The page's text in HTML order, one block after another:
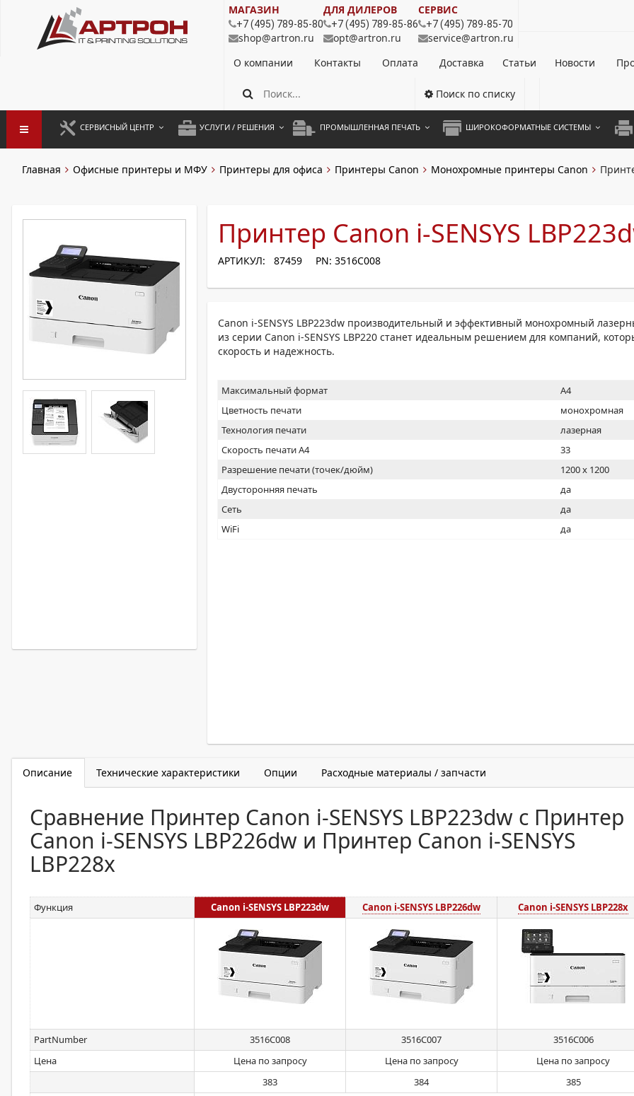
МАГАЗИН
+7 (495) 789-85-80
shop@artron.ru
ДЛЯ ДИЛЕРОВ
+7 (495) 789-85-86
opt@artron.ru
СЕРВИС
+7 (495) 789-85-70
service@artron.ru
О компании
Контакты Оплата Доставка Статьи Новости
Поиск по списку
СЕРВИСНЫЙ ЦЕНТР
ПРОФИЛАКТИКА И ТО
РАЗОВЫЕ РЕМОНТЫ
УСЛУГИ / РЕШЕНИЯ
АРЕНДА ОБОРУДОВАНИЯ
ПРОМЫШЛЕННАЯ ПЕЧАТЬ ШИРОКОФОРМАТНЫЕ СИСТЕМЫ
А4
Главная Офисные принтеры и МФУ Принтеры для офиса Принтеры Canon Монохромные принтеры Canon
Принтер Canon i-SENSYS
АРТИКУЛ: 87459 PN: 3516C008
Canon i-SENSYS LBP223dw производительный и эффективный монохромный
из серии Canon i-SENSYS LBP220 станет идеальным решением для компаний,
скорость и надежность.
Максимальный формат
A4
Цветность печати
монохромная
Технология печати
лазерная
Скорость печати А4
33
Разрешение печати (точек/дюйм)
1200 x 1200
Двусторонняя печать
да
Сеть
да
WiFi
да
Описание Технические характеристики Опции Расходные материалы / запчасти
Сравнение Принтер Canon i-SENSYS LBP223dw с Принтер
Canon i-SENSYS LBP226dw и Принтер Canon i-SENSYS
LBP228x
Функция Canon i-SENSYS LBP223dw Canon i-SENSYS LBP226dw Canon i-SENSYS LBP228x
PartNumber 3516C008 3516C007
3516C006
Цена
Цена по запросу Цена по запросу
Цена по запросу
383
384
385